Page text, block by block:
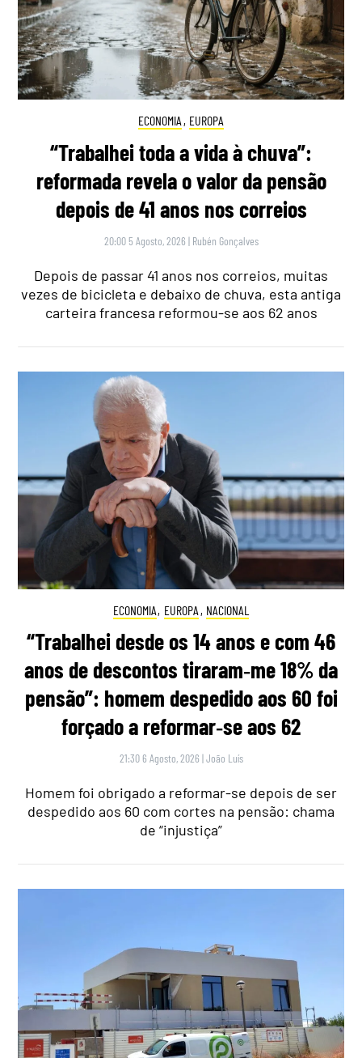
ECONOMIA , EUROPA
“Trabalhei toda a vida à chuva”:
reformada revela o valor da pensão
depois de 41 anos nos correios
20:00 5 Agosto, 2026 | Rubén Gonçalves
Depois de passar 41 anos nos correios, muitas
vezes de bicicleta e debaixo de chuva, esta antiga
carteira francesa reformou-se aos 62 anos
ECONOMIA, EUROPA , NACIONAL
“Trabalhei desde os 14 anos e com 46
anos de descontos tiraram‑me 18% da
pensão”: homem despedido aos 60 foi
forçado a reformar‑se aos 62
21:30 6 Agosto, 2026 |João Luís
Homem foi obrigado a reformar-se depois de ser
despedido aos 60 com cortes na pensão: chama
de “injustiça”